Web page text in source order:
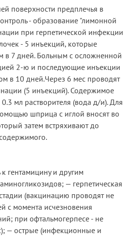
поверхности предплечья в
- образование "лимонной
при герпетической инфекции
- 5 инъекций, которые
в 7 дней. Больным с осложненной
2-ю и последующие инъекции
в 10 дней.Через 6 мес проводят
(5 инъекций). Содержимое
мл растворителя (вода д/и). Для
шприца с иглой вносят во
затем встряхивают до
к гентамицину и другим
— герпетическая
(вакцинацию проводят не
с момента исчезновения
при офтальмогерпесе - не
— острые (инфекционные и